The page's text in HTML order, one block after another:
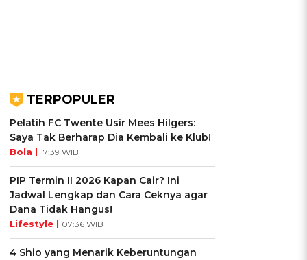
TERPOPULER
Pelatih FC Twente Usir Mees Hilgers:
Saya Tak Berharap Dia Kembali ke Klub!
Bola | 17:39 WIB
PIP Termin II 2026 Kapan Cair? Ini
Jadwal Lengkap dan Cara Ceknya agar
Dana Tidak Hangus!
Lifestyle | 07:36 WIB
4 Shio yang Menarik Keberuntungan